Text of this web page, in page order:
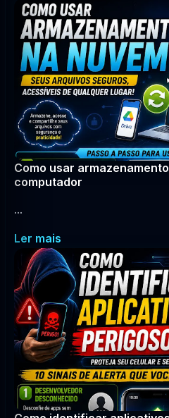
Como usar
computador
...
Ler mais